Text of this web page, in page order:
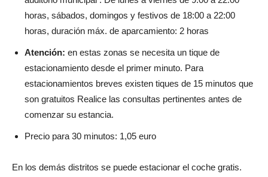
horas, sábados, domingos y festivos de 18:00 a 22:00
horas, duración máx. de aparcamiento: 2 horas
Atención: en estas zonas se necesita un tique de
estacionamiento desde el primer minuto. Para
estacionamientos breves existen tiques de 15 minutos que
son gratuitos Realice las consultas pertinentes antes de
comenzar su estancia.
Precio para 30 minutos: 1,05 euro
En los demás distritos se puede estacionar el coche gratis.